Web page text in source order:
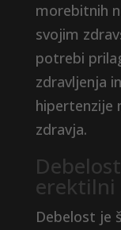
morebitnih
svojim
potrebi
zdravljenja
hipertenzije
zdravja.
erektilni
Debelost je